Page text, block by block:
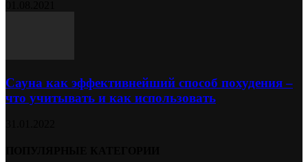
Сауна как эффективнейший способ похудения –
что учитывать и как использовать